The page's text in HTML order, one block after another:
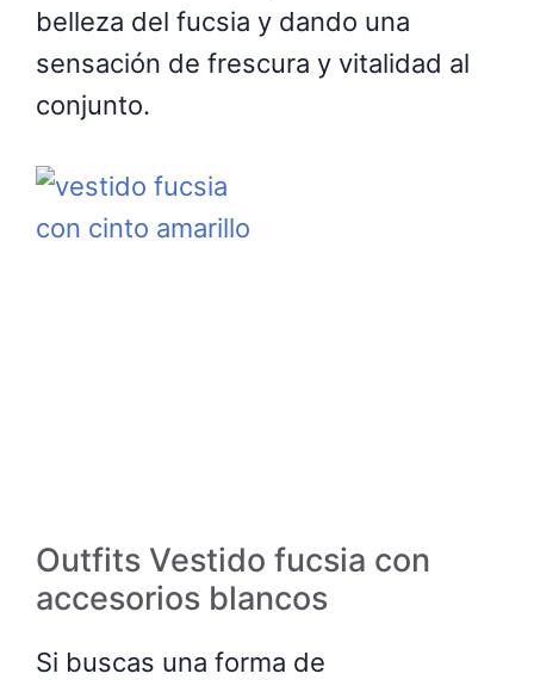
belleza del fucsia y dando una
sensación de frescura y vitalidad al
conjunto.
Outfits Vestido fucsia con
accesorios blancos
Si buscas una forma de